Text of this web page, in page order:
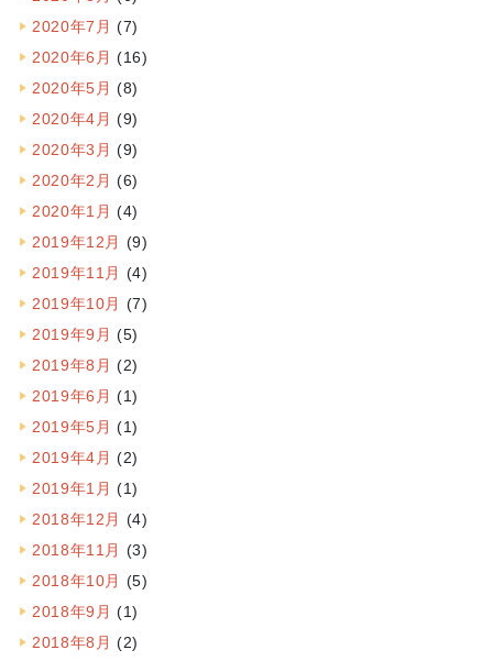
2020年7月 (7)
2020年6月 (16)
2020年5月 (8)
2020年4月 (9)
2020年3月 (9)
2020年2月 (6)
2020年1月 (4)
2019年12月 (9)
2019年11月 (4)
2019年10月 (7)
2019年9月 (5)
2019年8月 (2)
2019年6月 (1)
2019年5月 (1)
2019年4月 (2)
2019年1月 (1)
2018年12月 (4)
2018年11月 (3)
2018年10月 (5)
2018年9月 (1)
2018年8月 (2)